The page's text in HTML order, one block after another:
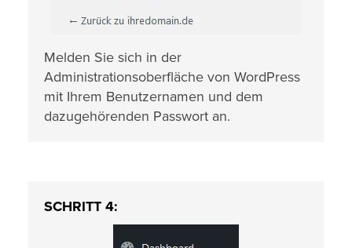
Melden Sie sich in der
Administrationsoberfläche von WordPress
mit Ihrem Benutzernamen und dem
dazugehörenden Passwort an.
SCHRITT 4: